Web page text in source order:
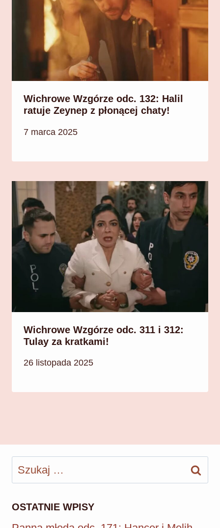
Wichrowe Wzgórze odc. 132: Halil
ratuje Zeynep z płonącej chaty!
7 marca 2025
Wichrowe Wzgórze odc. 311 i 312:
Tulay za kratkami!
26 listopada 2025
Szukaj:
OSTATNIE WPISY